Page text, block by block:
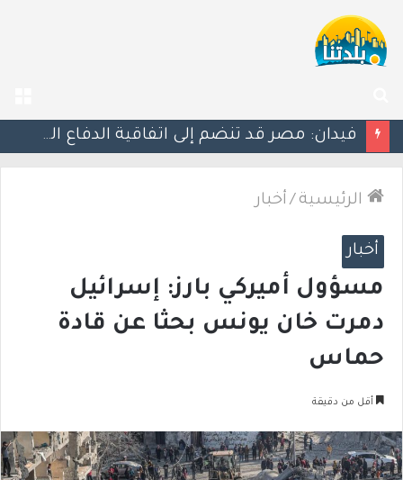
عن
الرئيسية / أخبار
أخبار
مسؤول أميركي بارز: إسرائيل
دمرت خان يونس بحثا عن قادة
حماس
أقل من دقيقة